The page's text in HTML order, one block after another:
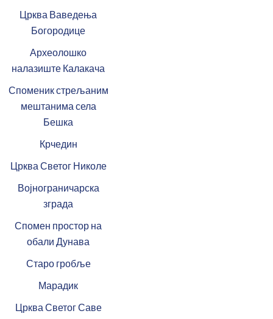
Црква Ваведења
Богородице
Археолошко
налазиште Калакача
Споменик стрељаним
мештанима села
Бешка
Крчедин
Црква Светог Николе
Војнограничарска
зграда
Спомен простор на
обали Дунава
Старо гробље
Марадик
Црква Светог Саве